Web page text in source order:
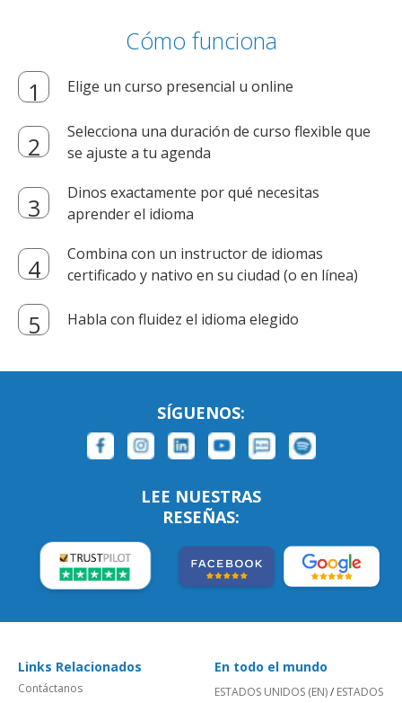
Cómo funciona
Elige un curso presencial u online
Selecciona una duración de curso flexible que
se ajuste a tu agenda
Dinos exactamente por qué necesitas
aprender el idioma
Combina con un instructor de idiomas
certificado y nativo en su ciudad (o en línea)
Habla con fluidez el idioma elegido
SÍGUENOS:
LEE NUESTRAS
RESEÑAS:
Links Relacionados
Contáctanos
En todo el mundo
ESTADOS UNIDOS (EN)/ ESTADOS